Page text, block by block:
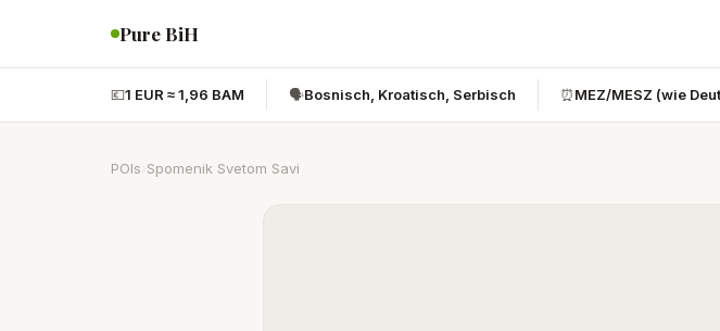
Pure BiH
💶1 EUR ≈ 1,96 BAM 🗣️Bosnisch, Kroatisch, Serbisch ⏰MEZ/MESZ (wie
POIs Spomenik Svetom Savi